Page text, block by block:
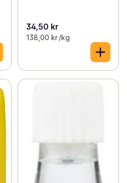
34,50 kr
138,00 kr /kg